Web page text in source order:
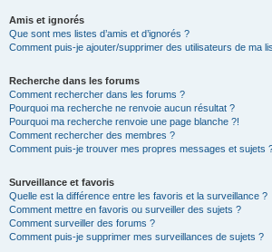
Amis et ignorés
Que sont mes listes d’amis et d’ignorés ?
Comment puis-je ajouter/supprimer des utilisateurs de ma
Recherche dans les forums
Comment rechercher dans les forums ?
Pourquoi ma recherche ne renvoie aucun résultat ?
Pourquoi ma recherche renvoie une page blanche ?!
Comment rechercher des membres ?
Comment puis-je trouver mes propres messages et sujets
Surveillance et favoris
Quelle est la différence entre les favoris et la surveillance ?
Comment mettre en favoris ou surveiller des sujets ?
Comment surveiller des forums ?
Comment puis-je supprimer mes surveillances de sujets ?